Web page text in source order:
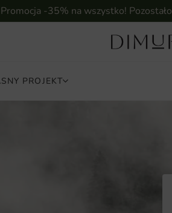
-35% na wszystko! Pozostało
PROJEKT